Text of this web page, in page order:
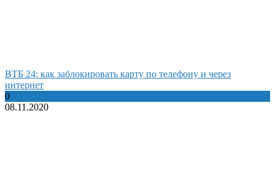
ВТБ 24: как заблокировать карту по телефону и через
интернет
0
08.11.2020